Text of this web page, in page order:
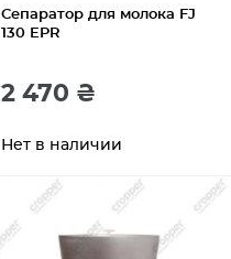
Сепаратор для молока FJ
130 EPR
2 470 ₴
Нет в наличии